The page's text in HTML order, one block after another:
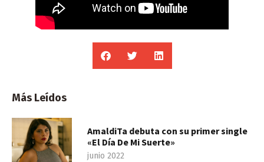
Más Leídos
AmaldiTa debuta con su primer single
«El Día De Mi Suerte»
junio 2022